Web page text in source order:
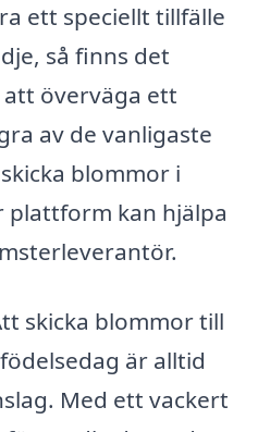
ett speciellt tillfälle
så finns det
överväga ett
av de vanligaste
blommor i
plattform kan hjälpa
skicka blommor till
är alltid
Med ett vackert